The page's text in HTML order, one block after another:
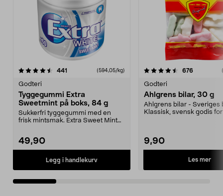
441 anmeldelser(594,05/kg)
Godteri
Tyggegummi Extra
Sweetmint på boks, 84 g
Sukkerfri tyggegummi med en
frisk mintsmak. Extra Sweet Mint
49,90
Legg i handlekurv
4.5 av 5 stjerner 676
Godteri
Ahlgrens bilar, 30 g
Ahlgrens bilar - Sveriges
Klassisk, svensk godis
9,90
Les mer
0.0 av 5 stjerner